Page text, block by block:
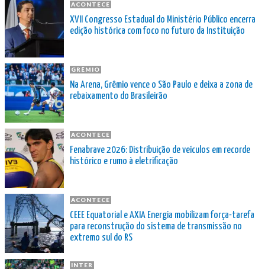
ACONTECE
XVII Congresso Estadual do Ministério Público encerra
edição histórica com foco no futuro da Instituição
GRÊMIO
Na Arena, Grêmio vence o São Paulo e deixa a zona de
rebaixamento do Brasileirão
ACONTECE
Fenabrave 2026: Distribuição de veículos em recorde
histórico e rumo à eletrificação
ACONTECE
CEEE Equatorial e AXIA Energia mobilizam força-tarefa
para reconstrução do sistema de transmissão no
extremo sul do RS
INTER